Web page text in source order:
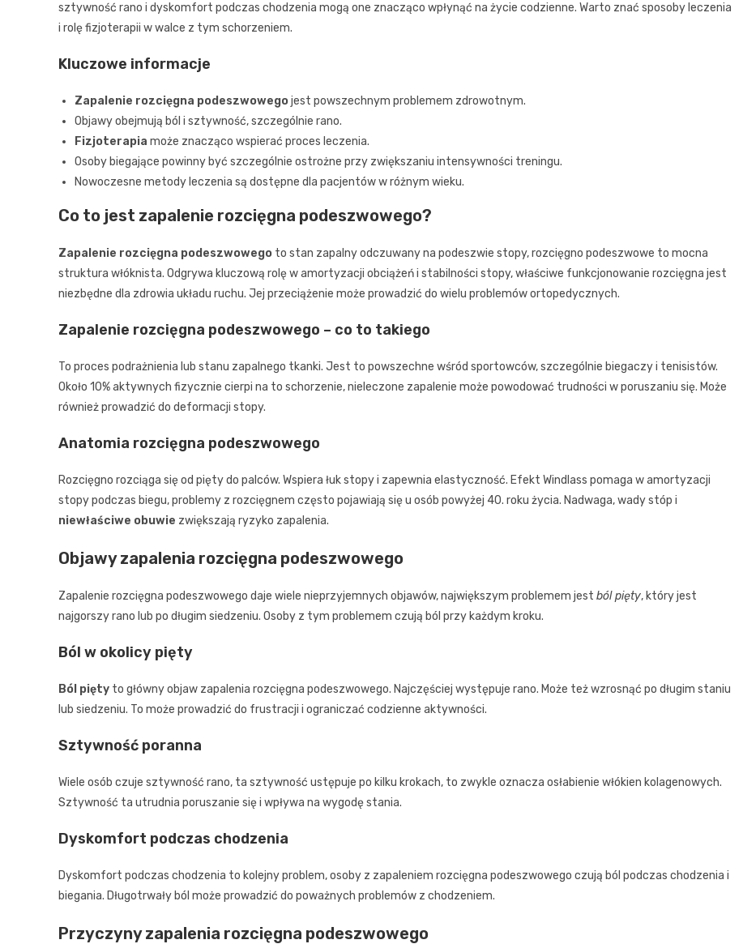
sztywność rano i dyskomfort podczas chodzenia mogą one znacząco wpłynąć na życie codzienne. Warto znać sposoby leczenia
i rolę fizjoterapii w walce z tym schorzeniem.
Kluczowe informacje
Zapalenie rozcięgna podeszwowegojest powszechnym problemem zdrowotnym.
Objawy obejmują ból i sztywność, szczególnie rano.
Fizjoterapia może znacząco wspierać proces leczenia.
Osoby biegające powinny być szczególnie ostrożne przy zwiększaniu intensywności treningu.
Nowoczesne metody leczenia są dostępne dla pacjentów w różnym wieku.
Co to jest zapalenie rozcięgna podeszwowego?
Zapalenie rozcięgna podeszwowego to stan zapalny odczuwany na podeszwie stopy, rozcięgno podeszwowe to mocna
struktura włóknista. Odgrywa kluczową rolę w amortyzacji obciążeń i stabilności stopy, właściwe funkcjonowanie rozcięgna jest
niezbędne dla zdrowia układu ruchu. Jej przeciążenie może prowadzić do wielu problemów ortopedycznych.
Zapalenie rozcięgna podeszwowego – co to takiego
To proces podrażnienia lub stanu zapalnego tkanki. Jest to powszechne wśród sportowców, szczególnie biegaczy i tenisistów.
Około 10% aktywnych fizycznie cierpi na to schorzenie, nieleczone zapalenie może powodować trudności w poruszaniu się. Może
również prowadzić do deformacji stopy.
Anatomia rozcięgna podeszwowego
Rozcięgno rozciąga się od pięty do palców. Wspiera łuk stopy i zapewnia elastyczność. Efekt Windlass pomaga w amortyzacji
stopy podczas biegu, problemy z rozcięgnem często pojawiają się u osób powyżej 40. roku życia. Nadwaga, wady stóp i
niewłaściwe obuwie zwiększają ryzyko zapalenia.
Objawy zapalenia rozcięgna podeszwowego
Zapalenie rozcięgna podeszwowego daje wiele nieprzyjemnych objawów, największym problemem jest ból pięty, który jest
najgorszy rano lub po długim siedzeniu. Osoby z tym problemem czują ból przy każdym kroku.
Ból w okolicy pięty
Ból pięty to główny objaw zapalenia rozcięgna podeszwowego. Najczęściej występuje rano. Może też wzrosnąć po długim staniu
lub siedzeniu. To może prowadzić do frustracji i ograniczać codzienne aktywności.
Sztywność poranna
Wiele osób czuje sztywność rano, ta sztywność ustępuje po kilku krokach, to zwykle oznacza osłabienie włókien kolagenowych.
Sztywność ta utrudnia poruszanie się i wpływa na wygodę stania.
Dyskomfort podczas chodzenia
Dyskomfort podczas chodzenia to kolejny problem, osoby z zapaleniem rozcięgna podeszwowego czują ból podczas chodzenia i
biegania. Długotrwały ból może prowadzić do poważnych problemów z chodzeniem.
Przyczyny zapalenia rozcięgna podeszwowego